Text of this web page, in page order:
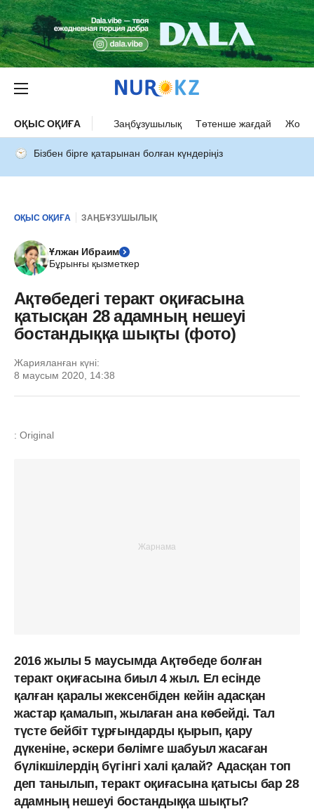
ОҚЫС ОҚИҒА Заңбұзушылық Төтенше жағдай Жол
Бізбен бірге қатарынан болған күндеріңіз
ОҚЫС ОҚИҒА ЗАҢБҰЗУШЫЛЫҚ
Ұлжан Ибраим
Бұрынғы қызметкер
Ақтөбедегі теракт оқиғасына
қатысқан 28 адамның нешеуі
бостандыққа шықты (фото)
Жарияланған күні:
8 маусым 2020, 14:38
: Original
2016 жылы 5 маусымда Ақтөбеде болған
теракт оқиғасына биыл 4 жыл. Ел есінде
қалған қаралы жексенбіден кейін адасқан
жастар қамалып, жылаған ана көбейді. Тал
түсте бейбіт тұрғындарды қырып, қару
дүкеніне, әскери бөлімге шабуыл жасаған
бүлікшілердің бүгінгі халі қалай? Адасқан топ
деп танылып, теракт оқиғасына қатысы бар 28
адамның нешеуі бостандыққа шықты?